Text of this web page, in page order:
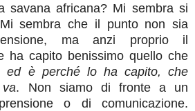
savana africana? Mi sembra si
sembra che il punto non sia
ma anzi proprio il
ha capito benissimo quello che
ed è perché lo ha capito, che
. Non siamo di fronte a un
o di comunicazione.